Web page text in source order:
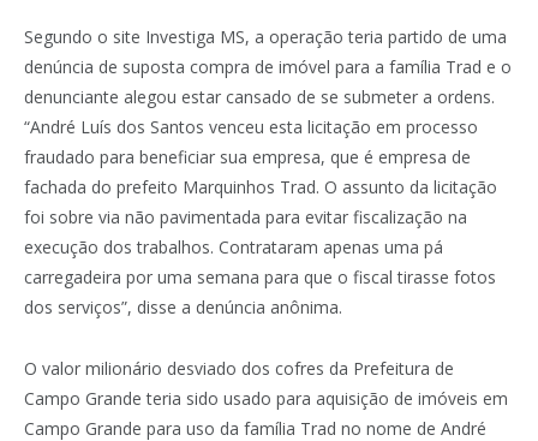
Segundo o site Investiga MS, a operação teria partido de uma
denúncia de suposta compra de imóvel para a família Trad e o
denunciante alegou estar cansado de se submeter a ordens.
“André Luís dos Santos venceu esta licitação em processo
fraudado para beneficiar sua empresa, que é empresa de
fachada do prefeito Marquinhos Trad. O assunto da licitação
foi sobre via não pavimentada para evitar fiscalização na
execução dos trabalhos. Contrataram apenas uma pá
carregadeira por uma semana para que o fiscal tirasse fotos
dos serviços”, disse a denúncia anônima.
O valor milionário desviado dos cofres da Prefeitura de
Campo Grande teria sido usado para aquisição de imóveis em
Campo Grande para uso da família Trad no nome de André